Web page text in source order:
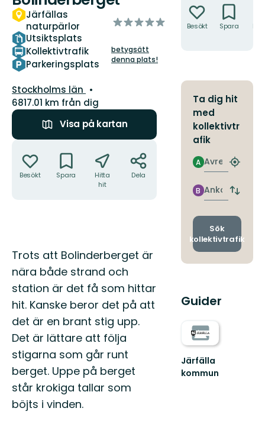
Järfällas
naturpärlor
Utsiktsplats
Kollektivtrafik
Parkeringsplats
av
stjärnor
betygsätt
denna plats!
Län:
Stockholms län
6817.01 km från dig
Visa på kartan
Besökt Spara
Hitta
hit
Dela
Beskrivning
Trots att Bolinderberget är
nära både strand och
station är det få som hittar
hit. Kanske beror det på att
det är en brant stig upp.
Det är lättare att följa
stigarna som går runt
berget. Uppe på berget
står krokiga tallar som
böjts i vinden.
Besökt Spara
Ta dig hit
med
kollektivtr
afik
Avresa
A
Hitta
Ankomst
B
Byt
och
Sök
kollektivtrafik
Guider
Järfälla
kommun